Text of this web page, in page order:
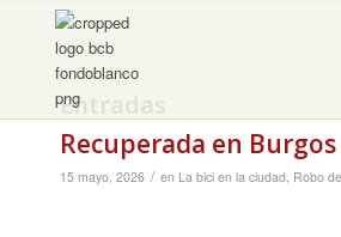
Entradas
Recuperada en
15 mayo, 2026 / en La bici en la ciudad, Robo